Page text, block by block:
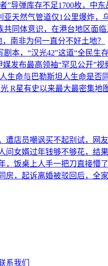
”导弹库存不足1700枚，中
亚天然气管道仅1公里爆炸，
共同体意识，在港台地区面
南非为何一直分不好土地？
本，“汉光42”这道“全民生
媒发布最高领袖“罕见公开”视
生命与巴勒斯坦人生命是否
R星有史以来最大最密集地
遭店员嘲讽买不起别试，网
问女婿过年钱够不够花，结
，饭桌上人手一把刀直接懵
房，起诉离婚被驳回后，全
系我们